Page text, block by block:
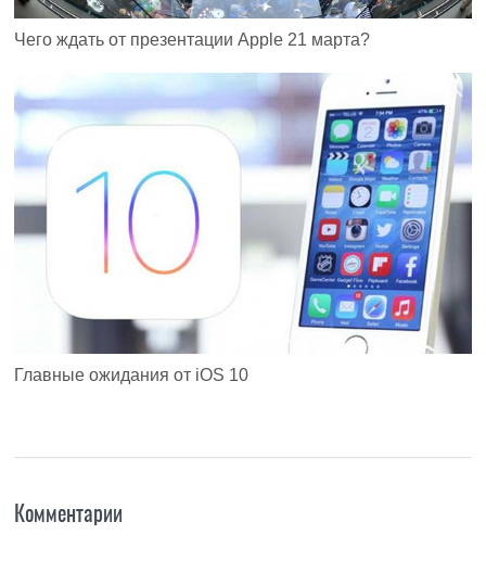
Чего ждать от презентации Apple 21 марта?
Главные ожидания от iOS 10
Комментарии